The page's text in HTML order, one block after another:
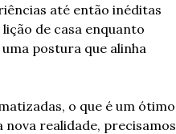
até então inéditas
de casa enquanto
postura que alinha
o que é um ótimo
realidade, precisamos